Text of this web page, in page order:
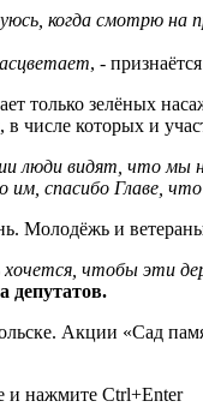
когда смотрю на
, - признаётся
только зелёных
числе которых и
люди видят, что
им, спасибо Главе,
и
чтобы эти
депутатов.
Акции «Сад
и нажмите Ctrl+Enter